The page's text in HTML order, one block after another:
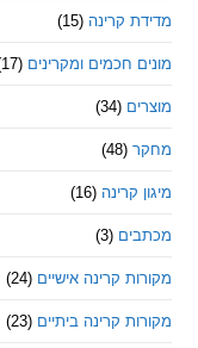
קרינה (15)
חכמים ומקרינים (17)
(16)
קרינה אישיים (24)
קרינה ביתיים (23)